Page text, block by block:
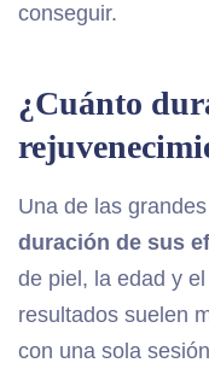
conseguir.
¿Cuánto
Una de las
duración de sus
de piel, la edad y
resultados suelen
con una sola